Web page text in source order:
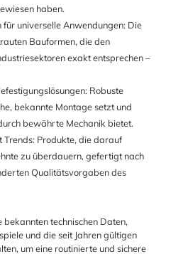
haben.
für universelle Anwendungen: Die
Bauformen, die den
exakt entsprechen –
Robuste
bekannte Montage setzt und
bewährte Mechanik bietet.
Produkte, die darauf
zu überdauern, gefertigt nach
Qualitätsvorgaben des
technischen Daten,
und die seit Jahren gültigen
um eine routinierte und sichere